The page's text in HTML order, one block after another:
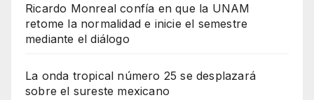
Ricardo Monreal confía en que la UNAM
retome la normalidad e inicie el semestre
mediante el diálogo
La onda tropical número 25 se desplazará
sobre el sureste mexicano